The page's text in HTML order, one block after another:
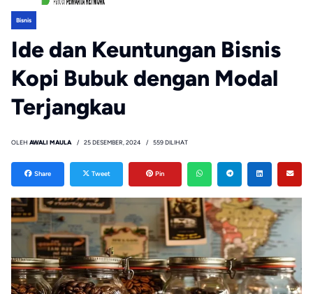
Bisnis
Ide dan Keuntungan Bisnis
Kopi Bubuk dengan Modal
Terjangkau
OLEH AWALI MAULA 25 DESEMBER, 2024 559 DILIHAT
Share Tweet Pin